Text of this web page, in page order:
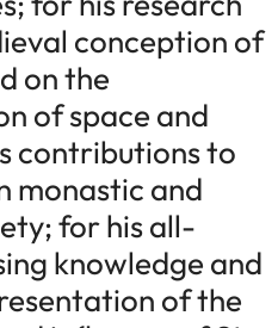
conception of
on the
of space and
contributions to
monastic and
for his all-
knowledge and
of the